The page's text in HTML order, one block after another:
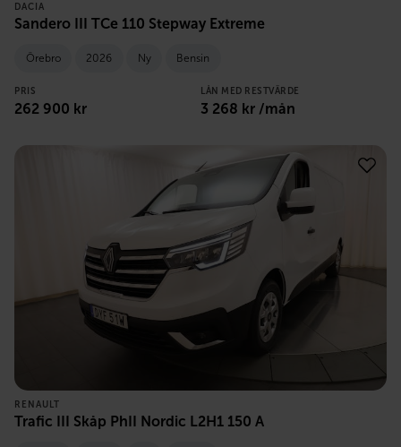
DACIA
Sandero III TCe 110 Stepway Extreme
Örebro 2026 Ny Bensin
PRIS
262 900 kr
LÅN MED RESTVÄRDE
3 268 kr /mån
RENAULT
Trafic III Skåp PhII Nordic L2H1 150 A